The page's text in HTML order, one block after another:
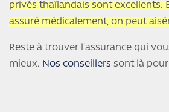
privés thaïlandais sont excellents.
assuré médicalement, on peut
Reste à trouver l’assurance qui
mieux. Nos conseillers sont là